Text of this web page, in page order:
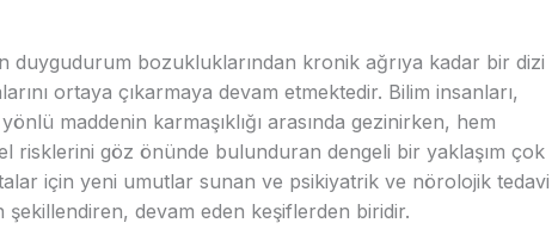
duygudurum bozukluklarından kronik ağrıya kadar bir dizi
ortaya çıkarmaya devam etmektedir. Bilim insanları,
maddenin karmaşıklığı arasında gezinirken, hem
risklerini göz önünde bulunduran dengeli bir yaklaşım çok
için yeni umutlar sunan ve psikiyatrik ve nörolojik tedavi
şekillendiren, devam eden keşiflerden biridir.